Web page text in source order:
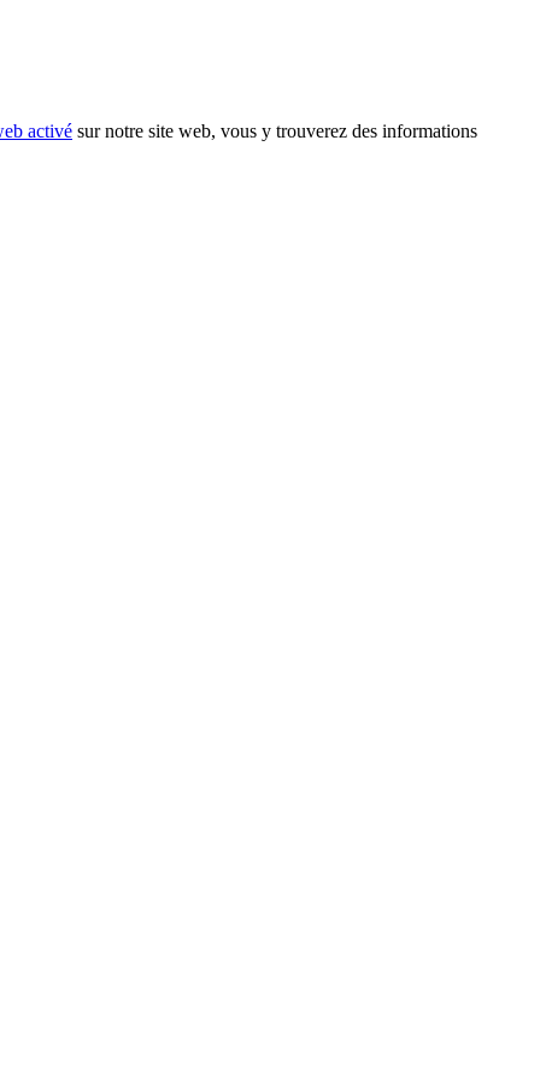
activé sur notre site web, vous y trouverez des informations